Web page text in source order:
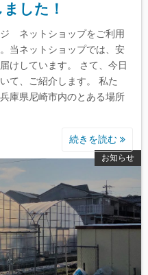
お知らせ
した！
ネットショップをご利用
当ネットショップでは、安
けしています。 さて、今日
て、ご紹介します。 私た
庫県尼崎市内のとある場所
続きを読む